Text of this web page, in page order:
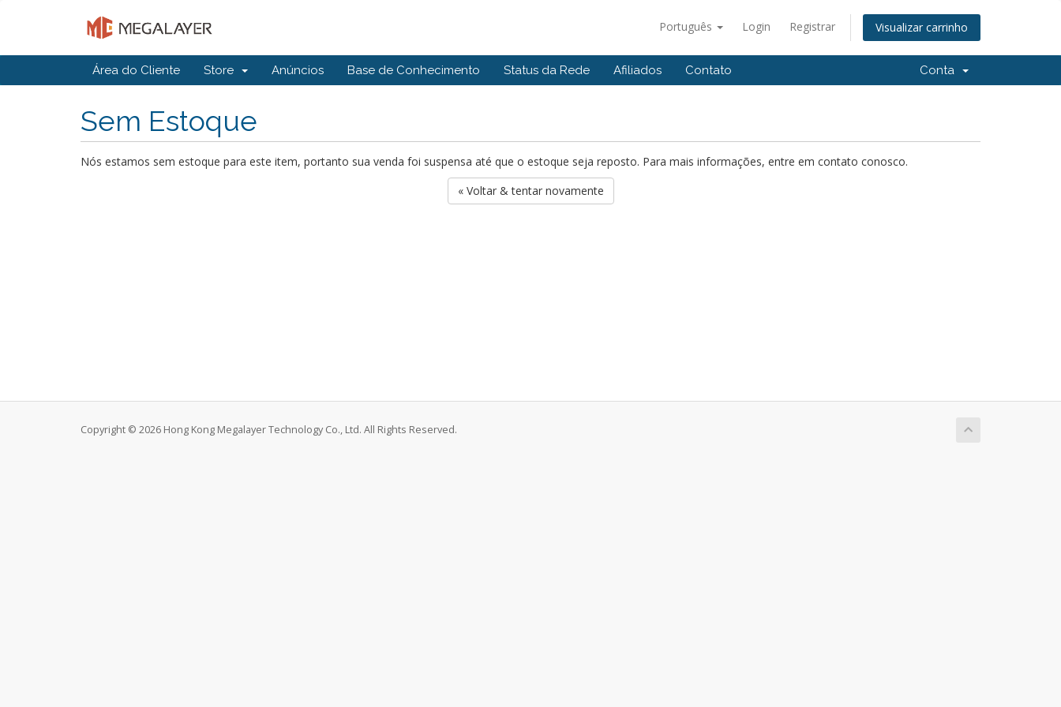
Português Login Registrar Visualizar carrinho
Área do Cliente Store Anúncios Base de Conhecimento Status da Rede Afiliados Contato Conta
Sem Estoque
Nós estamos sem estoque para este item, portanto sua venda foi suspensa até que o estoque seja reposto. Para mais informações, entre em contato conosco.
« Voltar & tentar novamente
Copyright © 2026 Hong Kong Megalayer Technology Co., Ltd. All Rights Reserved.